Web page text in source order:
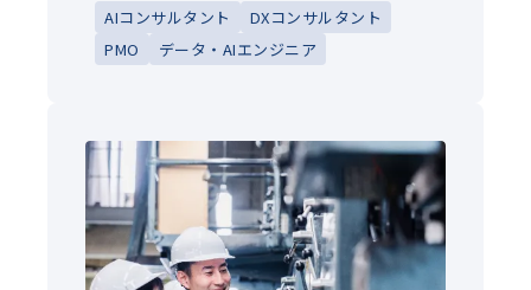
AIコンサルタント
DXコンサルタント
PMO
データ・AIエンジニア